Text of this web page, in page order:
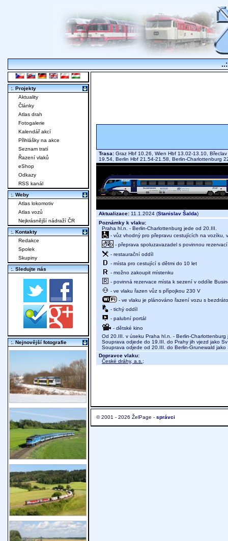
Trasa: Graz Hbf 10.26, Wien Hbf 13.02-13.10,
19.54, Berlin Hbf 21.54-21.58, Berlin-Charlottenburg
Aktualizace: 11.1.2024 (Stanislav Šalda)
Poznámky k vlaku:
Praha hl.n. - Berlin-Charlottenburg jede od 20.III.
- vůz vhodný pro přepravu cestujících na vozíku,
- přeprava spoluzavazadel s povinnou
- restaurační oddíl
- místa pro cestující s dětmi do 10 let
- možno zakoupit místenku
- povinná rezervace místa k sezení v oddíle
- ve vlaku řazen vůz s přípojkou 230 V
- ve vlaku je plánováno řazení vozu s
- tichý oddíl
- palubní portál
- dětské kino
Od 20.III. v úseku Praha hl.n. - Berlin-
Souprava odjede do 19.III. do Prahy jih vjezd jako
Souprava odjede od 20.III. do Berlin-Grunewald jako
Dopravce vlaku:
České dráhy, a.s. ;
© 2001 - 2026 ŽelPage - správci
:. Projekty
Aktuality
Články
Atlas drah
Fotogalerie
Kalendář akcí
Přihlášky na akce
Seznam tratí
Řazení vlaků
eShop
Odkazy
RSS kanál
:. Weby
Atlas lokomotiv
Atlas vozů
Nejkrásnější nádraží ČR
:. Kontakty
Redakce
Spolek
Skupiny
:. Sledujte nás
:. Nejnovější fotografie